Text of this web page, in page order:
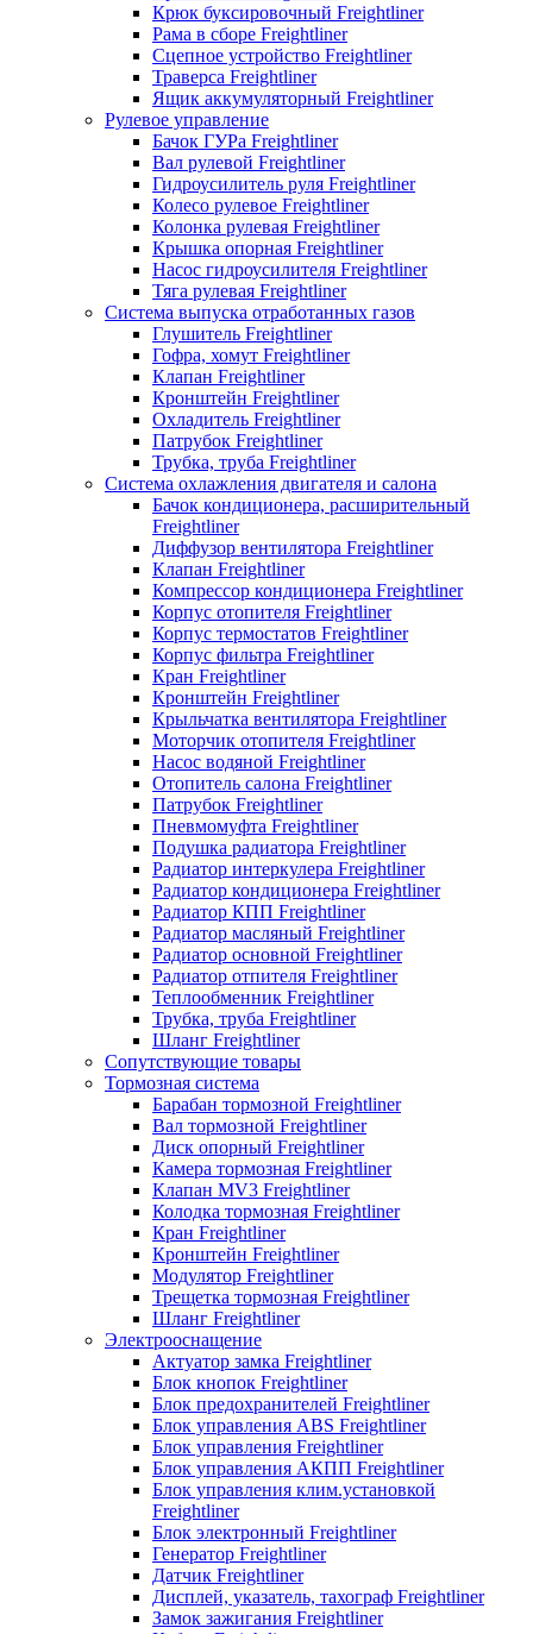
Крюк буксировочный Freightliner
Рама в сборе Freightliner
Сцепное устройство Freightliner
Траверса Freightliner
Ящик аккумуляторный Freightliner
Рулевое управление
Бачок ГУРа Freightliner
Вал рулевой Freightliner
Гидроусилитель руля Freightliner
Колесо рулевое Freightliner
Колонка рулевая Freightliner
Крышка опорная Freightliner
Насос гидроусилителя Freightliner
Тяга рулевая Freightliner
Система выпуска отработанных газов
Глушитель Freightliner
Гофра, хомут Freightliner
Клапан Freightliner
Кронштейн Freightliner
Охладитель Freightliner
Патрубок Freightliner
Трубка, труба Freightliner
Система охлажления двигателя и салона
Бачок кондиционера, расширительный
Freightliner
Диффузор вентилятора Freightliner
Клапан Freightliner
Компрессор кондиционера Freightliner
Корпус отопителя Freightliner
Корпус термостатов Freightliner
Корпус фильтра Freightliner
Кран Freightliner
Кронштейн Freightliner
Крыльчатка вентилятора Freightliner
Моторчик отопителя Freightliner
Насос водяной Freightliner
Отопитель салона Freightliner
Патрубок Freightliner
Пневмомуфта Freightliner
Подушка радиатора Freightliner
Радиатор интеркулера Freightliner
Радиатор кондиционера Freightliner
Радиатор КПП Freightliner
Радиатор масляный Freightliner
Радиатор основной Freightliner
Радиатор отпителя Freightliner
Теплообменник Freightliner
Трубка, труба Freightliner
Шланг Freightliner
Сопутствующие товары
Тормозная система
Барабан тормозной Freightliner
Вал тормозной Freightliner
Диск опорный Freightliner
Камера тормозная Freightliner
Клапан MV3 Freightliner
Колодка тормозная Freightliner
Кран Freightliner
Кронштейн Freightliner
Модулятор Freightliner
Трещетка тормозная Freightliner
Шланг Freightliner
Электрооснащение
Актуатор замка Freightliner
Блок кнопок Freightliner
Блок предохранителей Freightliner
Блок управления ABS Freightliner
Блок управления Freightliner
Блок управления АКПП Freightliner
Блок управления клим.установкой
Freightliner
Блок электронный Freightliner
Генератор Freightliner
Датчик Freightliner
Дисплей, указатель, тахограф Freightliner
Замок зажигания Freightliner